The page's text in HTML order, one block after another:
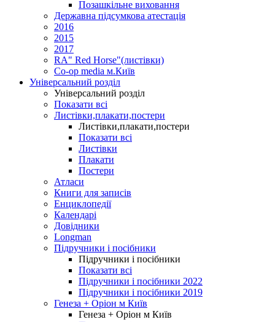
Позашкільне виховання
Державна підсумкова атестація
2016
2015
2017
RA" Red Horse"(листівки)
Co-op media м.Київ
Універсальний розділ
Універсальний розділ
Показати всі
Листівки,плакати,постери
Листівки,плакати,постери
Показати всі
Листівки
Плакати
Постери
Атласи
Книги для записів
Енциклопедії
Календарі
Довідники
Longman
Підручники і посібники
Підручники і посібники
Показати всі
Підручники і посібники 2022
Підручники і посібники 2019
Генеза + Оріон м Київ
Генеза + Оріон м Київ